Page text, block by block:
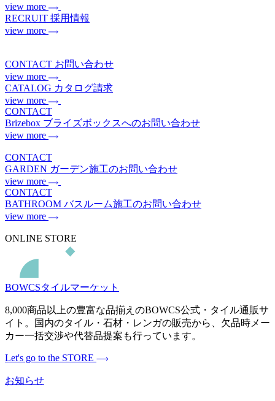
view more
RECRUIT 採用情報
view more
CONTACT お問い合わせ
view more
CATALOG カタログ請求
view more
CONTACT
Brizebox ブライズボックスへのお問い合わせ
view more
CONTACT
GARDEN ガーデン施工のお問い合わせ
view more
CONTACT
BATHROOM バスルーム施工のお問い合わせ
view more
ONLINE STORE
BOWCSタイルマーケット
8,000商品以上の豊富な品揃えのBOWCS公式・タイル通販サ
イト。国内のタイル・石材・レンガの販売から、欠品時メー
カー一括交渉や代替品提案も行っています。
Let's go to the STORE
お知らせ